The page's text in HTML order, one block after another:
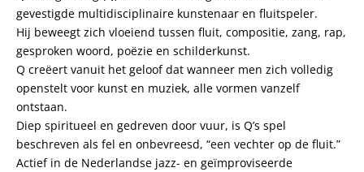
gevestigde multidisciplinaire kunstenaar en fluitspeler.
Hij beweegt zich vloeiend tussen fluit, compositie, zang, rap,
gesproken woord, poëzie en schilderkunst.
Q creëert vanuit het geloof dat wanneer men zich volledig
openstelt voor kunst en muziek, alle vormen vanzelf
ontstaan.
Diep spiritueel en gedreven door vuur, is Q’s spel
beschreven als fel en onbevreesd, “een vechter op de fluit.”
Actief in de Nederlandse jazz- en geïmproviseerde